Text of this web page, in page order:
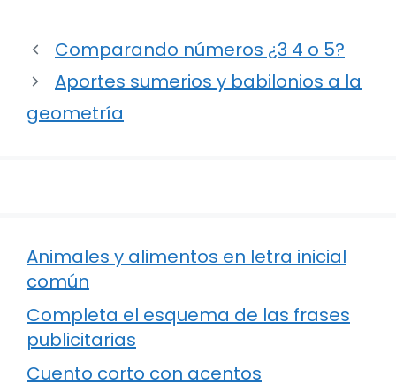
Comparando números ¿3 4 o 5?
Aportes sumerios y babilonios a la
geometría
Animales y alimentos en letra inicial
común
Completa el esquema de las frases
publicitarias
Cuento corto con acentos